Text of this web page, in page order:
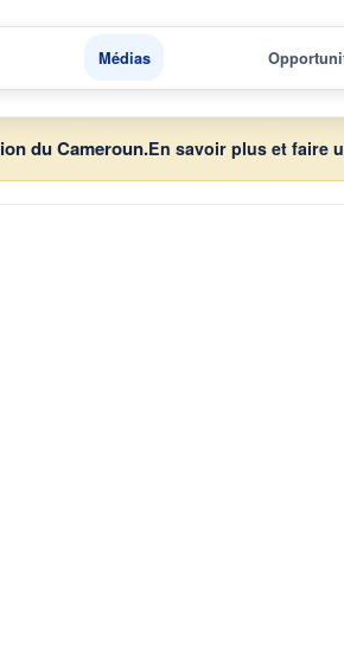
Médias
du Cameroun.En savoir plus et faire